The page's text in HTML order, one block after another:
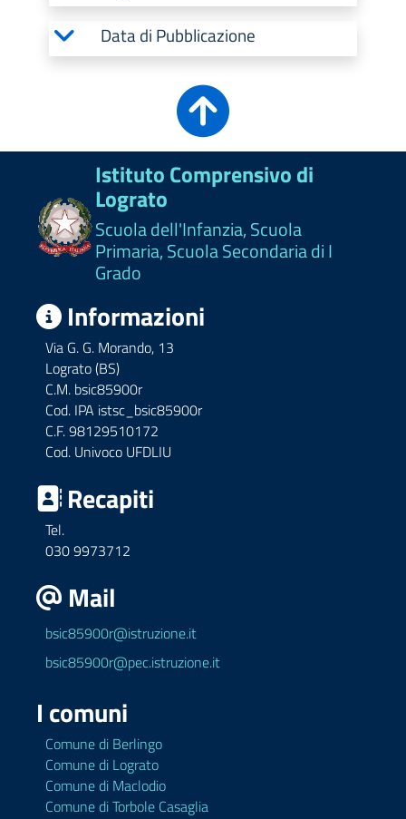
Data di Pubblicazione
Istituto Comprensivo di
Lograto
Scuola dell'Infanzia, Scuola
Primaria, Scuola Secondaria di I
Grado
Informazioni
Via G. G. Morando, 13
Lograto (BS)
C.M. bsic85900r
Cod. IPA istsc_bsic85900r
C.F. 98129510172
Cod. Univoco UFDLIU
Recapiti
Tel.
030 9973712
Mail
bsic85900r@istruzione.it
bsic85900r@pec.istruzione.it
I comuni
Comune di Berlingo
Comune di Lograto
Comune di Maclodio
Comune di Torbole Casaglia